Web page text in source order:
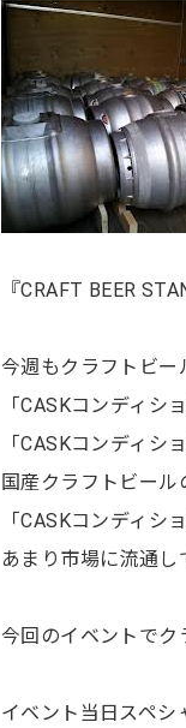
『CRAFT BEER
今週もクラフトビー
「CASKコンディシ
「CASKコンディシ
国産クラフトビール
「CASKコンディ
あまり市場に流通し
今回のイベントでク
イベント当日スペシ